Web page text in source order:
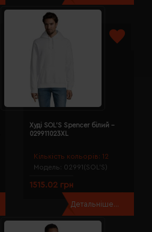
Кількість кольорів: 12
Модель: 02991(SOL’S)
Худі SOL'S Spencer білий -
029911023XL
1515.02 грн
Детальніше...